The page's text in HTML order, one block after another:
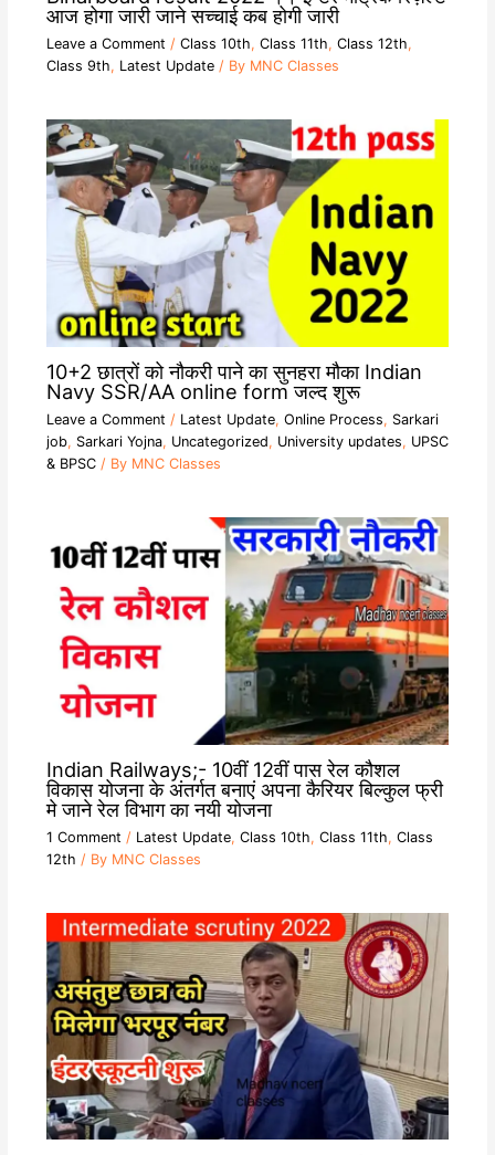
आज होगा जारी जाने सच्चाई कब होगी जारी
Leave a Comment / Class 10th, Class 11th, Class 12th,
Class 9th, Latest Update/ By MNC Classes
10+2 छात्रों को नौकरी पाने का सुनहरा मौका Indian
Navy SSR/AA online form जल्द शुरू
Leave a Comment / Latest Update, Online Process, Sarkari
job, Sarkari Yojna, Uncategorized, University updates, UPSC
& BPSC/ By MNC Classes
Indian Railways;- 10वीं 12वीं पास रेल कौशल
विकास योजना के अंतर्गत बनाएं अपना कैरियर बिल्कुल फ्री
मे जाने रेल विभाग का नयी योजना
1 Comment / Latest Update, Class 10th, Class 11th, Class
12th / By MNC Classes